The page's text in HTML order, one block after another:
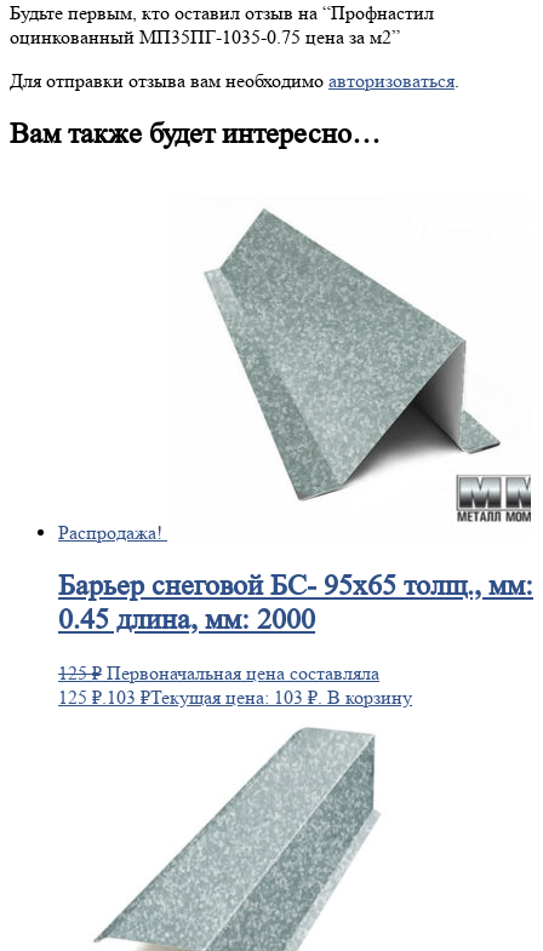
Будьте первым, кто оставил отзыв на “Профнастил
оцинкованный МП35ПГ-1035-0.75 цена за м2”
Для отправки отзыва вам необходимо авторизоваться.
Вам также будет интересно…
Распродажа!
Барьерснеговой БС- 95х65 толщ., мм:
0.45 длина, мм: 2000
125₽ Первоначальная цена составляла
125 ₽.103 ₽Текущая цена: 103 ₽. В корзину